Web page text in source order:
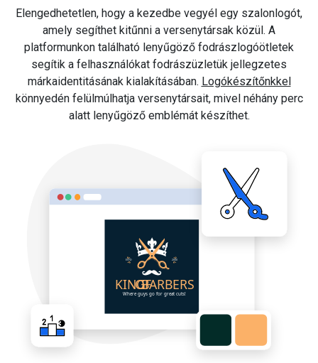
Elengedhetetlen, hogy a kezedbe vegyél egy szalonlogót,
amely segíthet kitűnni a versenytársak közül. A
platformunkon található lenyűgöző fodrászlogóötletek
segítik a felhasználókat fodrászüzletük jellegzetes
márkaidentitásának kialakításában. Logókészítőnkkel
könnyedén felülmúlhatja versenytársait, mivel néhány perc
alatt lenyűgöző emblémát készíthet.